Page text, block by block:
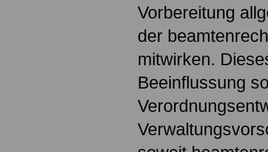
Vorbereitung
der
mitwirken.
Beeinflussung